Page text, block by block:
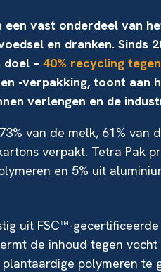
een vast onderdeel van
en dranken. Sinds
– 40% recycling
-verpakking, toont aan
verlengen en de
van de melk, 61% van
verpakt. Tetra Pak
en 5% uit
uit FSC™-
de inhoud tegen
polymeren te